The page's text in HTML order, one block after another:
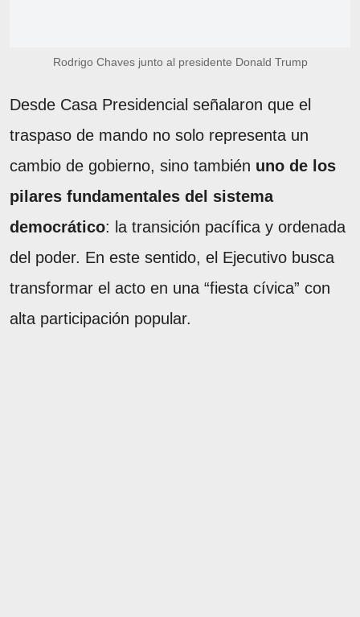
Rodrigo Chaves junto al presidente Donald Trump
Desde Casa Presidencial señalaron que el
traspaso de mando no solo representa un
cambio de gobierno, sino también uno de los
pilares fundamentales del sistema
democrático: la transición pacífica y ordenada
del poder. En este sentido, el Ejecutivo busca
transformar el acto en una “fiesta cívica” con
alta participación popular.